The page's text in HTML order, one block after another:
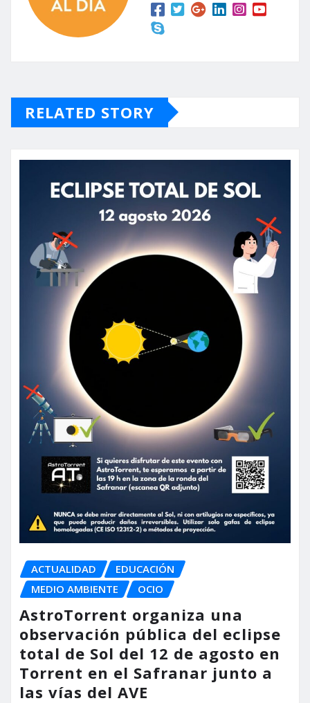
RELATED STORY
ACTUALIDAD
EDUCACIÓN
MEDIO AMBIENTE
OCIO
AstroTorrent organiza una
observación pública del eclipse
total de Sol del 12 de agosto en
Torrent en el Safranar junto a
las vías del AVE